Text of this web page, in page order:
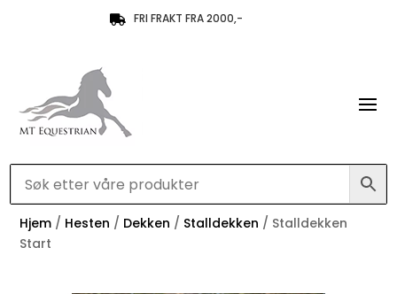
 FRI FRAKT FRA 2000,-
Hjem / Hesten / Dekken / Stalldekken / Stalldekken
Start